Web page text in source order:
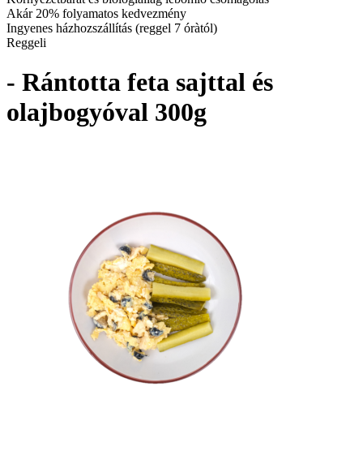
Akár 20% folyamatos kedvezmény
Ingyenes házhozszállítás (reggel 7 óràtól)
Reggeli
- Rántotta feta sajttal és
olajbogyóval 300g